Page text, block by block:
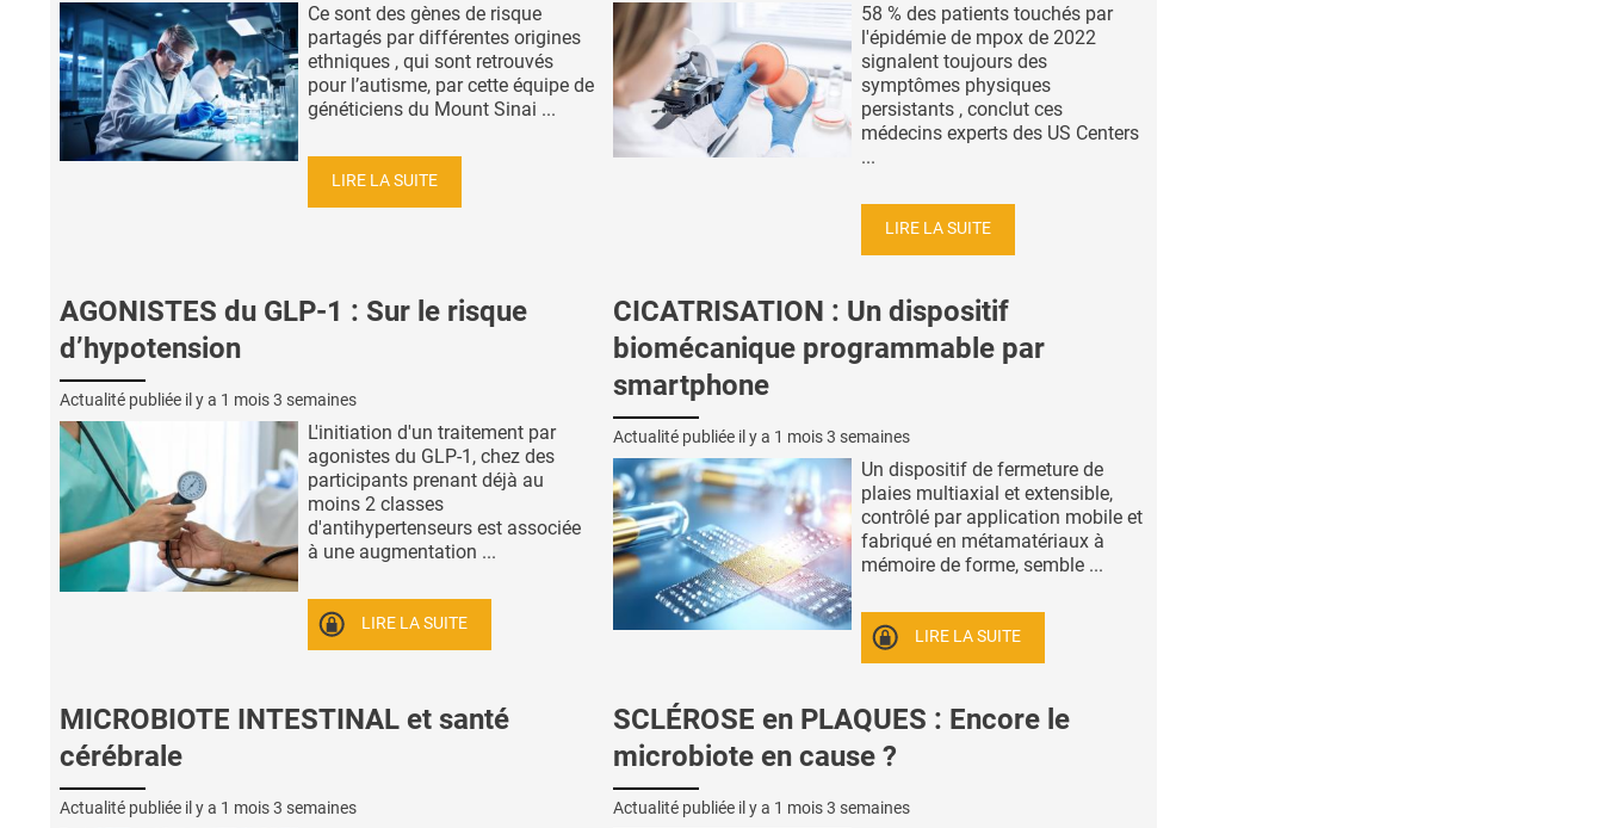
Ce sont des gènes de risque
partagés par différentes origines
ethniques , qui sont retrouvés
pour l’autisme, par cette équipe de
généticiens du Mount Sinai ...
LIRE LA SUITE
58 % des patients touchés par
l'épidémie de mpox de 2022
signalent toujours des
symptômes physiques
persistants , conclut ces
médecins experts des US Centers
...
LIRE LA SUITE
AGONISTES du GLP-1 : Sur le risque
d’hypotension
Actualité publiée il y a 1 mois 3 semaines
L'initiation d'un traitement par
agonistes du GLP-1, chez des
participants prenant déjà au
moins 2 classes
d'antihypertenseurs est associée
à une augmentation ...
LIRE LA SUITE
CICATRISATION : Un dispositif
biomécanique programmable par
smartphone
Actualité publiée il y a 1 mois 3 semaines
Un dispositif de fermeture de
plaies multiaxial et extensible,
contrôlé par application mobile et
fabriqué en métamatériaux à
mémoire de forme, semble ...
LIRE LA SUITE
MICROBIOTE INTESTINAL et santé
cérébrale
Actualité publiée il y a 1 mois 3 semaines
SCLÉROSE en PLAQUES : Encore le
microbiote en cause ?
Actualité publiée il y a 1 mois 3 semaines